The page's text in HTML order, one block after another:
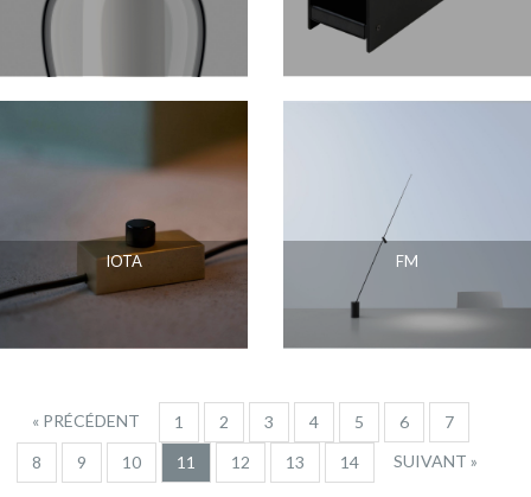
IOTA FM
« PRÉCÉDENT 1 2 3 4 5 6
7
8
9 10 11 12 13 14 SUIVANT »